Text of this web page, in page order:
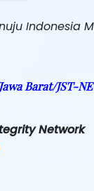
Indonesia
Barat/JST-
Network